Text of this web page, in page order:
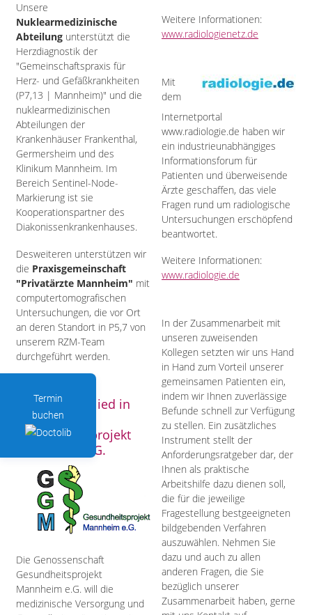
Termin
buchen
Unsere
Nuklearmedizinische
Abteilung unterstützt die
Herzdiagnostik der
"Gemeinschaftspraxis für
Herz- und Gefäßkrankheiten
(P7,13 | Mannheim)" und die
nuklearmedizinischen
Abteilungen der
Krankenhäuser Frankenthal,
Germersheim und des
Klinikum Mannheim. Im
Bereich Sentinel-Node-
Markierung ist sie
Kooperationspartner des
Diakonissenkrankenhauses.
Desweiteren unterstützen wir
die Praxisgemeinschaft
"Privatärzte Mannheim" mit
computertomografischen
Untersuchungen, die vor Ort
an deren Standort in P5,7 von
unserem RZM-Team
durchgeführt werden.
Wir sind Mitglied in
der GGM -
Gesundheitsprojekt
Mannheim e.G.
Die Genossenschaft
Gesundheitsprojekt
Mannheim e.G. will die
medizinische Versorgung und
Weitere Informationen:
www.radiologienetz.de
Mit
dem
Internetportal
www.radiologie.de haben wir
ein industrieunabhängiges
Informationsforum für
Patienten und überweisende
Ärzte geschaffen, das viele
Fragen rund um radiologische
Untersuchungen erschöpfend
beantwortet.
Weitere Informationen:
www.radiologie.de
In der Zusammenarbeit mit
unseren zuweisenden
Kollegen setzten wir uns Hand
in Hand zum Vorteil unserer
gemeinsamen Patienten ein,
indem wir Ihnen zuverlässige
Befunde schnell zur Verfügung
zu stellen. Ein zusätzliches
Instrument stellt der
Anforderungsratgeber dar, der
Ihnen als praktische
Arbeitshilfe dazu dienen soll,
die für die jeweilige
Fragestellung bestgeeigneten
bildgebenden Verfahren
auszuwählen. Nehmen Sie
dazu und auch zu allen
anderen Fragen, die Sie
bezüglich unserer
Zusammenarbeit haben, gerne